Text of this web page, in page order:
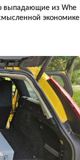
выпадающие из Whe
экономике